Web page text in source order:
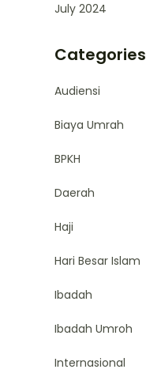
July 2024
Categories
Audiensi
Biaya Umrah
BPKH
Daerah
Haji
Hari Besar Islam
Ibadah
Ibadah Umroh
Internasional